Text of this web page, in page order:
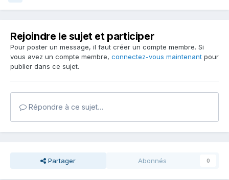
Rejoindre le sujet et participer
Pour poster un message, il faut créer un compte membre. Si
vous avez un compte membre, connectez-vous maintenant pour
publier dans ce sujet.
Répondre à ce sujet…
Partager Abonnés 0